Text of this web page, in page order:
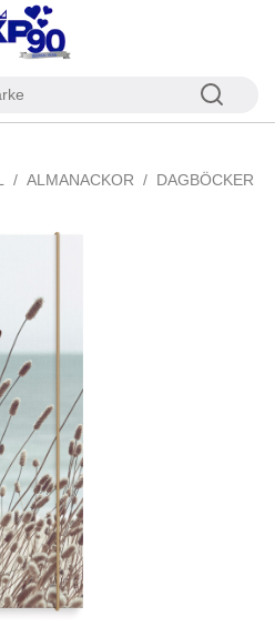
ALMANACKOR DAGBÖCKER